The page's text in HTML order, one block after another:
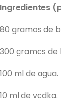
Ingredientes
80 gramos de
300 gramos de
100 ml de agua.
10 ml de vodka.